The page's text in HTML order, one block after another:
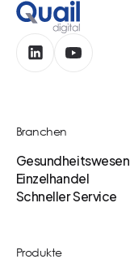
Branchen
Gesundheitswesen
Einzelhandel
Schneller Service
Produkte